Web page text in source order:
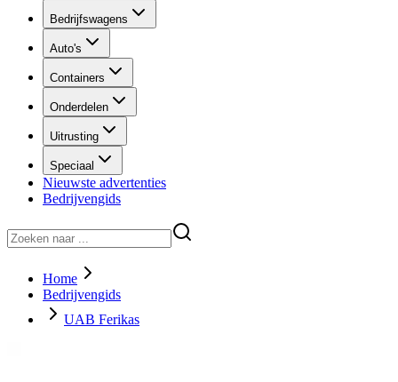
Bedrijfswagens
Auto's
Containers
Onderdelen
Uitrusting
Speciaal
Nieuwste advertenties
Bedrijvengids
Home
Bedrijvengids
UAB Ferikas